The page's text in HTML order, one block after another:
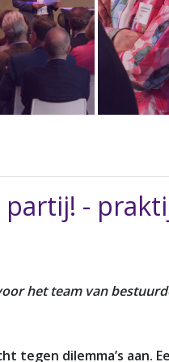
partij! -
het team van
tegen dilemma’s aan.